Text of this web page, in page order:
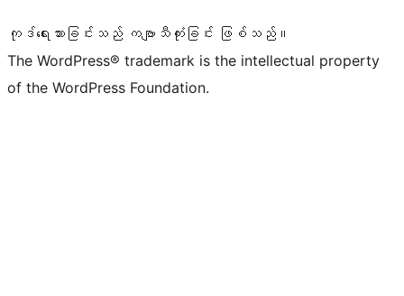
ကုဒ်ရေးသားခြင်းသည် ကဗျာသီကုံးခြင်း ဖြစ်သည်။
The WordPress® trademark is the intellectual property
of the WordPress Foundation.